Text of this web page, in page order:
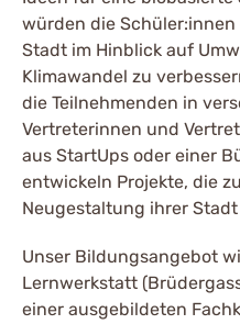
würden die
Stadt im Hinblick auf
Klimawandel zu
die Teilnehmenden in
Vertreterinnen und
aus StartUps oder einer
entwickeln Projekte, die
Neugestaltung ihrer
Unser Bildungsangebot
Lernwerkstatt
einer ausgebildeten